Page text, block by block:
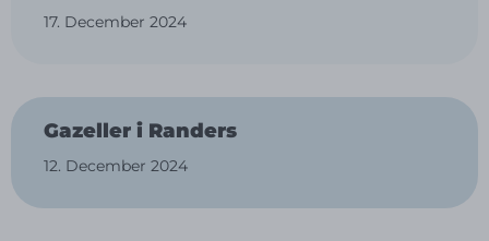
17. December 2024
Gazeller i Randers
12. December 2024